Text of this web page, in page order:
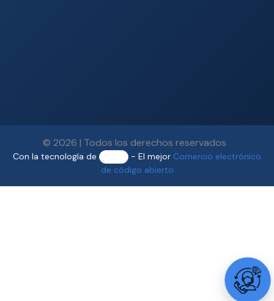
© 2026 | Todos los derechos reservados
Con la tecnología de - El mejor Comercio electrónico
de código abierto